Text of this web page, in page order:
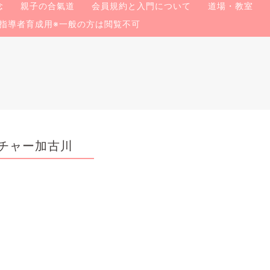
親子の合氣道 会員規約と入門について
道場・教室
導者育成用※一般の方は閲覧不可
ー加古川